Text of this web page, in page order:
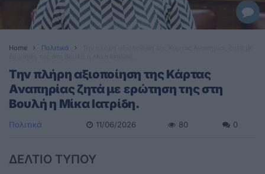
Home Πολιτικά
Την πλήρη αξιοποίηση της Κάρτας
Αναπηρίας ζητά με ερώτηση της στη
Βουλή η Μίκα Ιατρίδη.
Πολιτικά 11/06/2026 80 0
ΔΕΛΤΙΟ ΤΥΠΟΥ